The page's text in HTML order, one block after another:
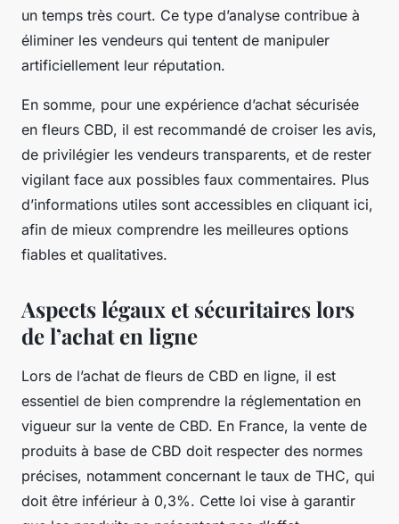
un temps très court. Ce type d’analyse contribue à
éliminer les vendeurs qui tentent de manipuler
artificiellement leur réputation.
En somme, pour une expérience d’achat sécurisée
en fleurs CBD, il est recommandé de croiser les avis,
de privilégier les vendeurs transparents, et de rester
vigilant face aux possibles faux commentaires. Plus
d’informations utiles sont accessibles en cliquant ici,
afin de mieux comprendre les meilleures options
fiables et qualitatives.
Aspects légaux et sécuritaires lors
de l’achat en ligne
Lors de l’achat de fleurs de CBD en ligne, il est
essentiel de bien comprendre la réglementation en
vigueur sur la vente de CBD. En France, la vente de
produits à base de CBD doit respecter des normes
précises, notamment concernant le taux de THC, qui
doit être inférieur à 0,3%. Cette loi vise à garantir